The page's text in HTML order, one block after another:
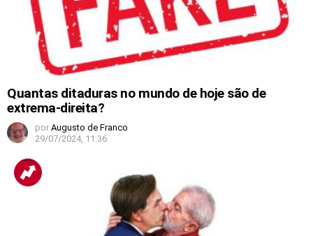
Quantas ditaduras no mundo de hoje são de
extrema-direita?
por Augusto de Franco
29/07/2024, 11:36